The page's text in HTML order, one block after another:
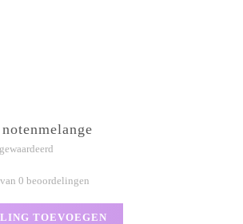
0 beoordelingen
TOEVOEGEN